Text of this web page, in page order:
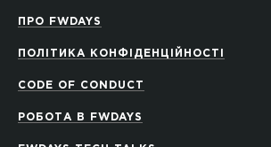
ПРО FWDAYS
ПОЛІТИКА КОНФІДЕНЦІЙНОСТІ
CODE OF CONDUCT
РОБОТА В FWDAYS